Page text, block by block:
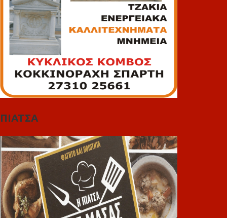
ΠΙΑΤΣΑ